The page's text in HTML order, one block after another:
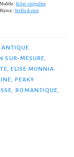
Modèle : Eclat singulier
Bijoux : Stella & moi
SUR-MESURE,
,ELISE MUNNIA
, PEAKY
, ROMANTIQUE,